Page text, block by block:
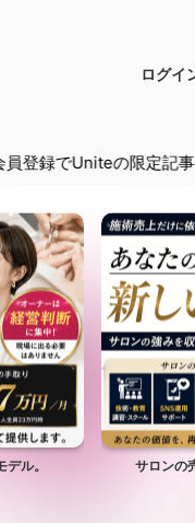
ログイ
の限定記事を閲覧できま
ル。 サロンの